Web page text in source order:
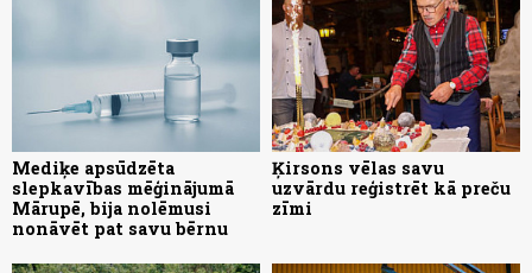
Mediķe apsūdzēta
slepkavības mēģinājumā
Mārupē, bija nolēmusi
nonāvēt pat savu bērnu
Ķirsons vēlas savu
uzvārdu reģistrēt kā preču
zīmi